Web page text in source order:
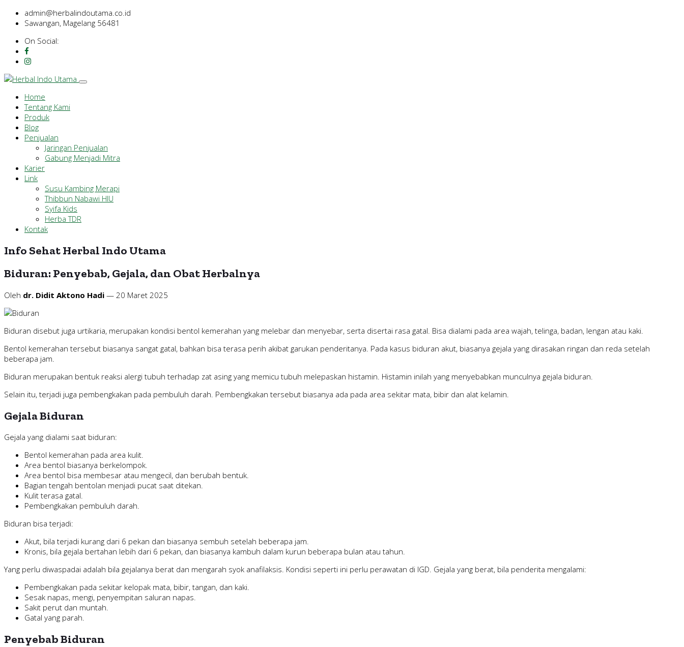
admin@herbalindoutama.co.id
Sawangan, Magelang 56481
On Social:
Home
Tentang Kami
Produk
Blog
Penjualan
Jaringan Penjualan
Gabung Menjadi Mitra
Karier
Link
Susu Kambing Merapi
Thibbun Nabawi HIU
Syifa Kids
Herba TDR
Kontak
Info Sehat Herbal Indo Utama
Biduran: Penyebab, Gejala, dan Obat Herbalnya
Oleh dr. Didit Aktono Hadi — 20 Maret 2025
Biduran disebut juga urtikaria, merupakan kondisi bentol kemerahan yang melebar dan menyebar, serta disertai rasa gatal. Bisa dialami pada area wajah, telinga, badan, lengan atau kaki.
Bentol kemerahan tersebut biasanya sangat gatal, bahkan bisa terasa perih akibat garukan penderitanya. Pada kasus biduran akut, biasanya gejala yang dirasakan ringan dan reda setelah
beberapa jam.
Biduran merupakan bentuk reaksi alergi tubuh terhadap zat asing yang memicu tubuh melepaskan histamin. Histamin inilah yang menyebabkan munculnya gejala biduran.
Selain itu, terjadi juga pembengkakan pada pembuluh darah. Pembengkakan tersebut biasanya ada pada area sekitar mata, bibir dan alat kelamin.
Gejala Biduran
Gejala yang dialami saat biduran:
Bentol kemerahan pada area kulit.
Area bentol biasanya berkelompok.
Area bentol bisa membesar atau mengecil, dan berubah bentuk.
Bagian tengah bentolan menjadi pucat saat ditekan.
Kulit terasa gatal.
Pembengkakan pembuluh darah.
Biduran bisa terjadi:
Akut, bila terjadi kurang dari 6 pekan dan biasanya sembuh setelah beberapa jam.
Kronis, bila gejala bertahan lebih dari 6 pekan, dan biasanya kambuh dalam kurun beberapa bulan atau tahun.
Yang perlu diwaspadai adalah bila gejalanya berat dan mengarah syok anafilaksis. Kondisi seperti ini perlu perawatan di IGD. Gejala yang berat, bila penderita mengalami:
Pembengkakan pada sekitar kelopak mata, bibir, tangan, dan kaki.
Sesak napas, mengi, penyempitan saluran napas.
Sakit perut dan muntah.
Gatal yang parah.
Penyebab Biduran